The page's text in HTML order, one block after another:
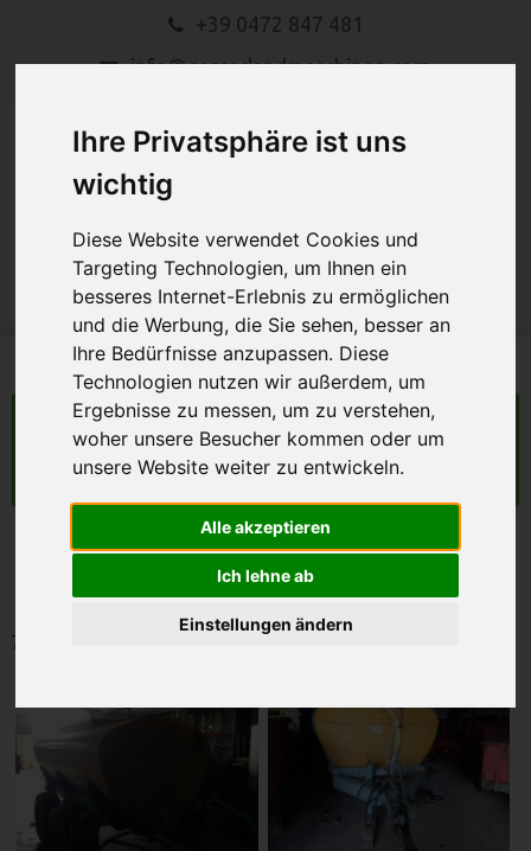
Ihre Privatsphäre ist uns
wichtig
Diese Website verwendet Cookies und
Targeting Technologien, um Ihnen ein
besseres Internet-Erlebnis zu ermöglichen
und die Werbung, die Sie sehen, besser an
Ihre Bedürfnisse anzupassen. Diese
Technologien nutzen wir außerdem, um
Ergebnisse zu messen, um zu verstehen,
woher unsere Besucher kommen oder um
unsere Website weiter zu entwickeln.
Alle akzeptieren
Ich lehne ab
Einstellungen ändern
+39 0472 847 481
info@gasserlandmaschinen.com
MENU
LANDMASCHINEN
Suche
Zunhammer
7.000l Tandemachse